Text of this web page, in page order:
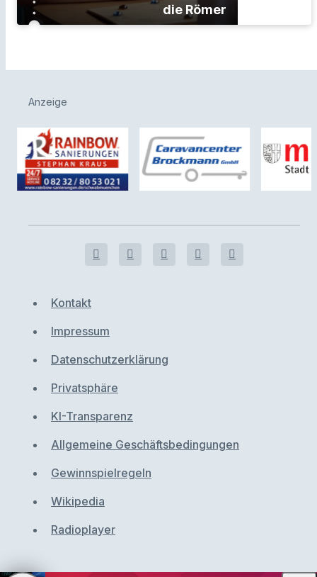
die Römer
Anzeige
Kontakt
Impressum
Datenschutzerklärung
Privatsphäre
KI-Transparenz
Allgemeine Geschäftsbedingungen
Gewinnspielregeln
Wikipedia
Radioplayer